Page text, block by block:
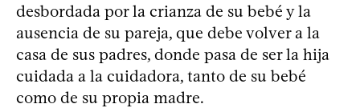
desbordada por la crianza de su bebé y la
ausencia de su pareja, que debe volver a la
casa de sus padres, donde pasa de ser la hija
cuidada a la cuidadora, tanto de su bebé
como de su propia madre.